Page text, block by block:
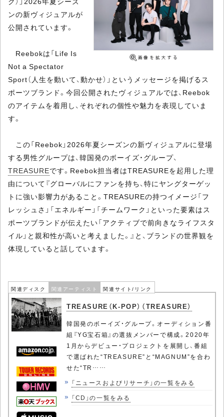
ンの新ヴィジュアルが
公開されています。
Reebokは「Life Is
Not a Spectator
Sport（人生を動いて、動かせ）」というメッセージを掲げるス
ポーツブランド。今回公開されたヴィジュアルでは、Reebok
のアイテムを着用し、それぞれの個性や魅力を表現していま
す。
この「Reebok」2026年夏シーズンの新ヴィジュアルに登場
する男性グループは、韓国発のボーイズ・グループ、
TREASUREです。Reebok担当者はTREASUREを起用した理
由について『グローバルにファンを持ち、特にヤングターゲッ
トに強い影響力があること。TREASUREの持つイメージ「フ
レッシュさ」「エネルギー」「チームワーク」といった要素はス
ポーツブランドが伝えたい「アクティブで前向きなライフスタ
イル」と親和性が高いと考えました。』と、ブランドの世界観を
体現していると話しています。
関連ディスク 関連アーティスト 関連サイト/リンク
TREASURE（K-POP）（TREASURE）
韓国発のボーイズ・グループ。オーディション番
組『YG宝石箱』の選抜メンバーで構成。2020年
1月からデビュー・プロジェクトを展開し、番組
で選ばれた“TREASURE”と“MAGNUM”を合わ
せた“TR……
「ニュースおよびリサーチ」の一覧をみる
「CD」の一覧をみる